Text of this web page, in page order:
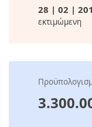
28 | 02 |
εκτιμώμενη